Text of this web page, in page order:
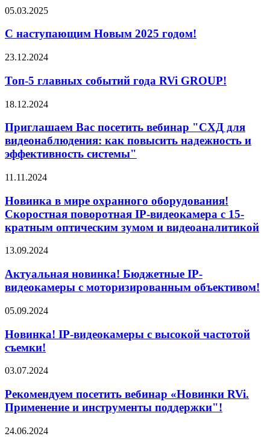
05.03.2025
С наступающим Новым 2025 годом!
23.12.2024
Топ-5 главных событий года RVi GROUP!
18.12.2024
Приглашаем Вас посетить вебинар "СХД для
видеонаблюдения: как повысить надежность и
эффективность системы"
11.11.2024
Новинка в мире охранного оборудования!
Скоростная поворотная IP-видеокамера с 15-
кратным оптическим зумом и видеоаналитикой
13.09.2024
Актуальная новинка! Бюджетные IP-
видеокамеры с моторизированным объективом!
05.09.2024
Новинка! IP-видеокамеры с высокой частотой
съемки!
03.07.2024
Рекомендуем посетить вебинар «Новинки RVi.
Применение и инструменты поддержки"!
24.06.2024